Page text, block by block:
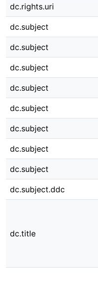
dc.rights.uri
dc.subject
dc.subject
dc.subject
dc.subject
dc.subject
dc.subject
dc.subject
dc.subject
dc.subject.ddc
dc.title